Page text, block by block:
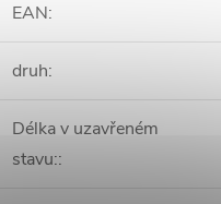
EAN:
druh:
Délka v uzavřeném
stavu::